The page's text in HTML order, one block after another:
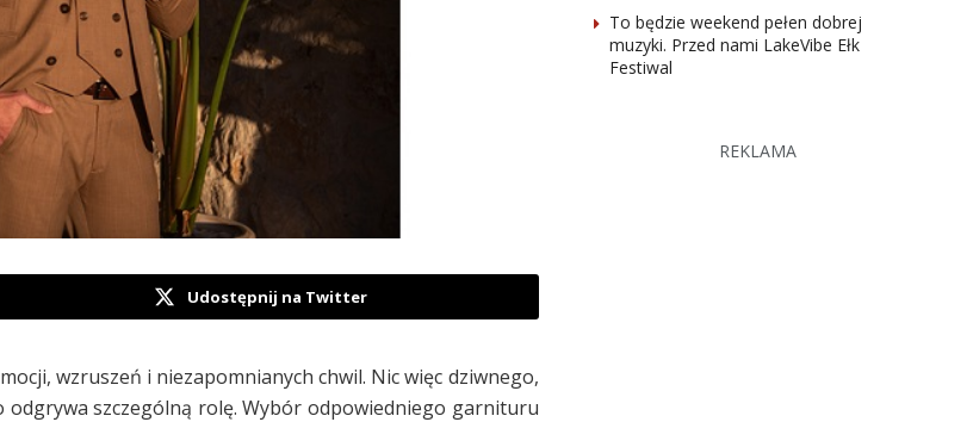
Udostępnij na Twitter
wzruszeń i niezapomnianych chwil. Nic więc dziwnego,
odgrywa szczególną rolę. Wybór odpowiedniego garnituru
To będzie weekend pełen dobrej
muzyki. Przed nami LakeVibe Ełk
Festiwal
REKLAMA